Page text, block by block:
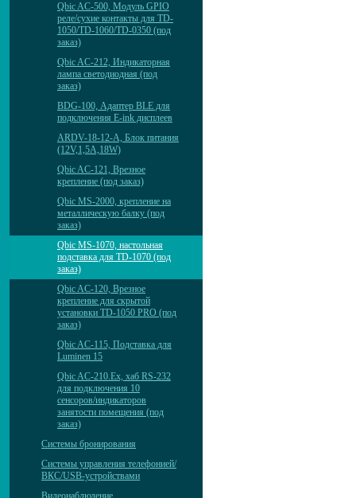
Qbic AC-500, Модуль GPIO
реле/сухие контакты для TD-
1050/TD-1060/TD-0350 (под
заказ)
Qbic AC-212, Индикаторная
лампа светодиодная (под
заказ)
BDG-100, Адаптер BLE для
подключения E-ink дисплеев
ARDV-18-12-A, Блок питания
(12V,1,5A,18W)
Qbic AC-121, Врезное
крепление (под заказ)
Qbic MS-2000, крепление на
металлическую балку (под
заказ)
Qbic MS-1070, настольная
подставка для TD-1070 (под
заказ)
Qbic AC-120, Врезное
крепление для скрытой
установки TD-1050 PRO (под
заказ)
Qbic AC-115, Подставка для
Luminen 15
Qbic AC-210.Ex, хаб RS-232
для подключения 10
сенсоров/индикаторов
занятости помещения (под
заказ)
Системы бронирования
Системы управления телефонией/
ВКС/USB-устройствами
Видеонаблюдение